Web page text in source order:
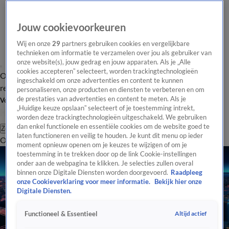
Overzicht Laatste nieuws Regionieuws Het beste van Hart
Tip de
redactie
Volg Hart van Nederland
Zoeken
OverzichtRegioUitzendingenWeerTip de redactiePanelVideo's
Jouw cookievoorkeuren
Wij en onze29 partners gebruiken cookies en vergelijkbare
technieken om informatie te verzamelen over jou als gebruiker van
onze website(s), jouw gedrag en jouw apparaten. Als je „Alle
cookies accepteren” selecteert, worden trackingtechnologieën
ingeschakeld om onze advertenties en content te kunnen
personaliseren, onze producten en diensten te verbeteren en om
de prestaties van advertenties en content te meten. Als je
„Huidige keuze opslaan” selecteert of je toestemming intrekt,
worden deze trackingtechnologieën uitgeschakeld. We gebruiken
dan enkel functionele en essentiële cookies om de website goed te
laten functioneren en veilig te houden. Je kunt dit menu op ieder
moment opnieuw openen om je keuzes te wijzigen of om je
toestemming in te trekken door op de link Cookie-instellingen
onder aan de webpagina te klikken. Je selecties zullen overal
binnen onze Digitale Diensten worden doorgevoerd. Raadpleeg
onze Cookieverklaring voor meer informatie.
Bekijk hier onze
Digitale Diensten.
Functioneel & Essentieel Altijd actief